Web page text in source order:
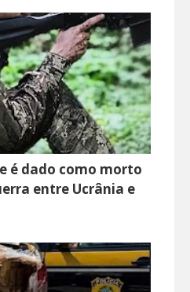
é dado como morto
entre Ucrânia e